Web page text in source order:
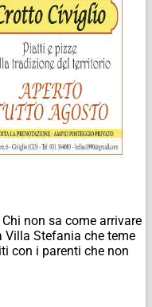
non sa come arrivare
Villa Stefania che teme
con i parenti che non